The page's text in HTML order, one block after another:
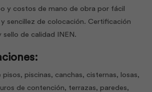
y costos de mano de obra por fácil
sencillez de colocación. Certificación
sello de calidad INEN.
piscinas, canchas, cisternas, losas,
de contención, terrazas, paredes,